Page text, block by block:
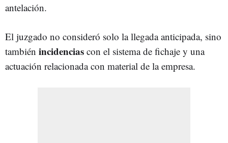
antelación.
El juzgado no consideró solo la llegada anticipada, sino
también incidencias con el sistema de fichaje y una
actuación relacionada con material de la empresa.